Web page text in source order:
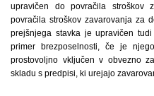
upravičen do povračila stroškov
povračila stroškov zavarovanja za
prejšnjega stavka je upravičen
primer brezposelnosti, če je
prostovoljno vključen v obvezno
skladu s predpisi, ki urejajo